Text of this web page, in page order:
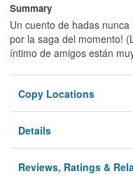
Privacy
Summary
Un cuento de hadas
por la saga del momento!
íntimo de amigos están
Copy Locations
Details
Reviews, Ratings &